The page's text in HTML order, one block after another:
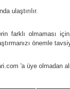
ulaştırılır.
farklı olmaması
önemle
'a üye olmadan